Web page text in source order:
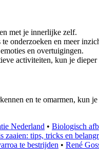
met je innerlijke zelf.
onderzoeken en meer
en overtuigingen.
activiteiten, kun je
en te omarmen, kun
Nederland • Biologisch
zaaien: tips, tricks en
te bestrijden • René